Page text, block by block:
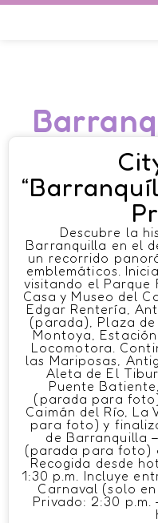
Descubre la
Barranquilla en el
un recorrido
emblemáticos.
visitando el Parque
Casa y Museo del
Edgar Rentería,
(parada), Plaza
Montoya,
Locomotora.
las Mariposas,
Aleta de El
Puente
(parada para
Caimán del Río, La
para foto) y
de Barranquilla
(parada para foto)
Recogida desde
1:30 p.m. Incluye
Carnaval (solo
Privado: 2:30